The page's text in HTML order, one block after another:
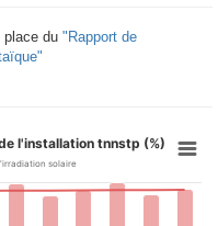
place du "Rapport de
l'installation tnnstp (%)
solaire